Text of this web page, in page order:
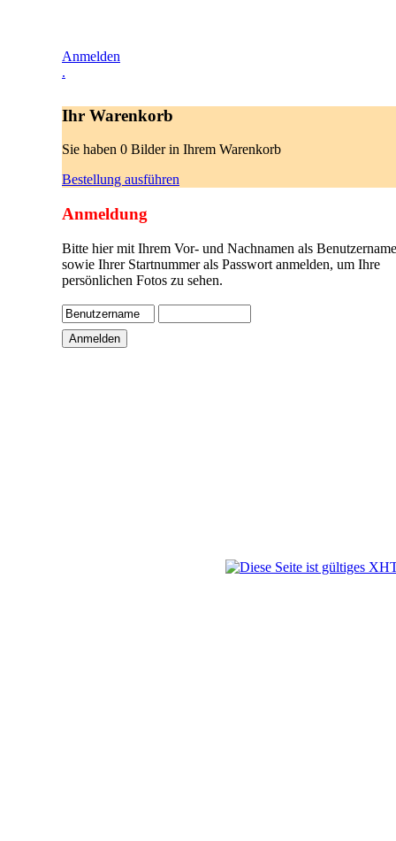
Anmelden
.
Ihr Warenkorb
Sie haben 0 Bilder in Ihrem Warenkorb
Bestellung ausführen
Anmeldung
Bitte hier mit Ihrem Vor- und Nachnamen als
sowie Ihrer Startnummer als Passwort anmelden, um Ihre
persönlichen Fotos zu sehen.